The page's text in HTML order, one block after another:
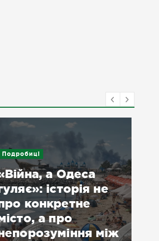
Новини
У Дніпровському
районі Херсона
запрацювало нове